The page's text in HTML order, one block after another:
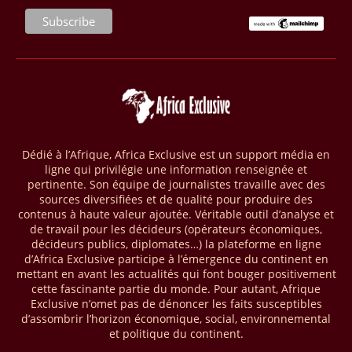
transformer les économies forestières en Afrique centrale. Baptisé «
Programme pour des économies forestières durables du Bassin du
phase de 394,83 millions de dollars. C’est ce qu’indique l’institution
vise à améliorer la gestion forestière, renforcer les chaînes de valeur
et créer 220 000 emplois au Cameroun, en République centrafricaine
(RCA) et en République du Congo. Près de 8 millions d’hectares
28/03/26 AFRIQUE - MOBILE MONEY
Selon le rapport publié par l’Association mondiale des opérateurs de
téléphonie mobile (GSMA), près de 1432 milliards USD ont transité
par les comptes de mobile money en Afrique au cours de l'année
2025, en hausse d'environ 27 % par rapport à 2024. Le rapport intitulé
« The State of the Industry Report on Mobile Money 2026 » précise
que le continent a capté environ 66 % de la valeur des transactions de
mobile money réalisées à l’échelle mondiale, qui s’est établie à 2091
milliards USD (+23 % par rapport à 2024). L’Afrique a également
enregistré environ 74 % du nombre de transactions de Mobile money
répertoriées l’an passé dans le monde, avec environ 92 milliards de
Dédié à l’Afrique, Africa Exclusive est un support média en
ligne qui privilégie une information renseignée et
pertinente. Son équipe de journalistes travaille avec des
sources diversifiées et de qualité pour produire des
contenus à haute valeur ajoutée. Véritable outil d’analyse et
de travail pour les décideurs (opérateurs économiques,
décideurs publics, diplomates…) la plateforme en ligne
d’Africa Exclusive participe à l’émergence du continent en
mettant en avant les actualités qui font bouger positivement
cette fascinante partie du monde. Pour autant, Afrique
Exclusive n’omet pas de dénoncer les faits susceptibles
d’assombrir l’horizon économique, social, environnemental
et politique du continent.